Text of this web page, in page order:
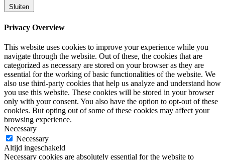
Sluiten
Privacy Overview
This website uses cookies to improve your experience while you
navigate through the website. Out of these, the cookies that are
categorized as necessary are stored on your browser as they are
essential for the working of basic functionalities of the website. We
also use third-party cookies that help us analyze and understand how
you use this website. These cookies will be stored in your browser
only with your consent. You also have the option to opt-out of these
cookies. But opting out of some of these cookies may affect your
browsing experience.
Necessary
Necessary
Altijd ingeschakeld
Necessary cookies are absolutely essential for the website to